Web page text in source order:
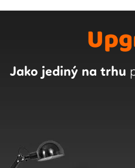
Jako jediný na trhu